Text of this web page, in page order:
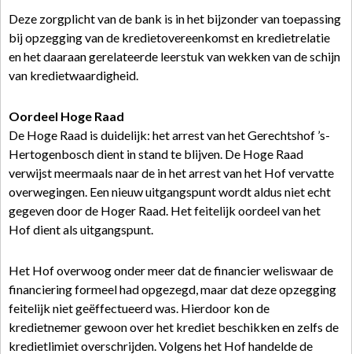
Deze zorgplicht van de bank is in het bijzonder van toepassing
bij opzegging van de kredietovereenkomst en kredietrelatie
en het daaraan gerelateerde leerstuk van wekken van de schijn
van kredietwaardigheid.
Oordeel Hoge Raad
De Hoge Raad is duidelijk: het arrest van het Gerechtshof ’s-
Hertogenbosch dient in stand te blijven. De Hoge Raad
verwijst meermaals naar de in het arrest van het Hof vervatte
overwegingen. Een nieuw uitgangspunt wordt aldus niet echt
gegeven door de Hoger Raad. Het feitelijk oordeel van het
Hof dient als uitgangspunt.
Het Hof overwoog onder meer dat de financier weliswaar de
financiering formeel had opgezegd, maar dat deze opzegging
feitelijk niet geëffectueerd was. Hierdoor kon de
kredietnemer gewoon over het krediet beschikken en zelfs de
kredietlimiet overschrijden. Volgens het Hof handelde de